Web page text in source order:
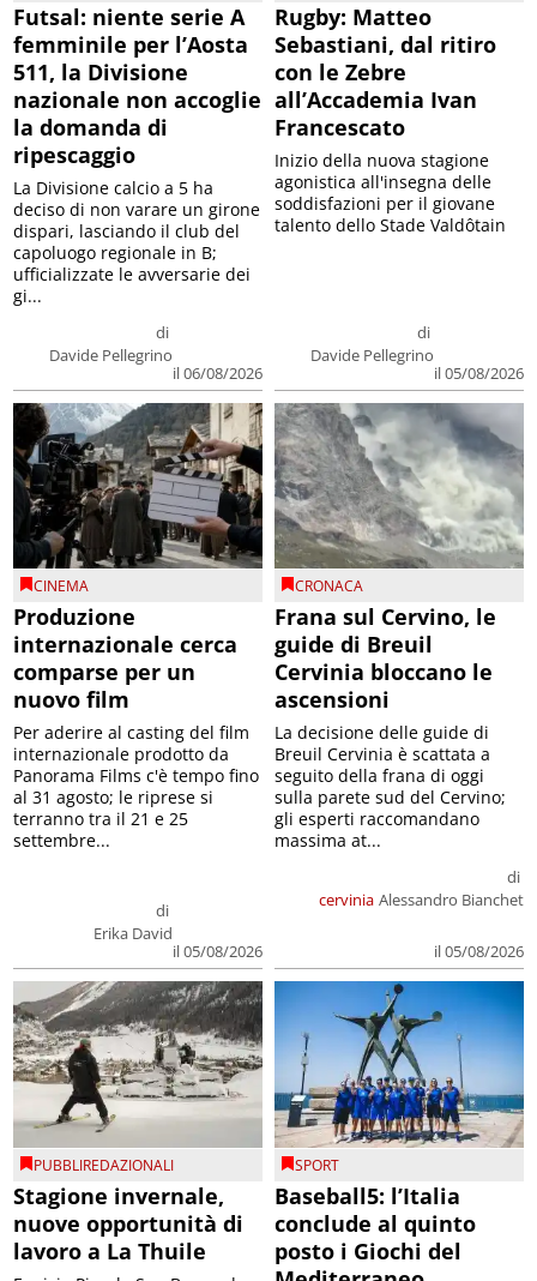
Futsal: niente serie A
femminile per l’Aosta
511, la Divisione
nazionale non accoglie
la domanda di
ripescaggio
di
Davide Pellegrino
il 06/08/2026
La Divisione calcio a 5 ha
deciso di non varare un girone
dispari, lasciando il club del
capoluogo regionale in B;
ufficializzate le avversarie dei
gi...
Rugby: Matteo
Sebastiani, dal ritiro
con le Zebre
all’Accademia Ivan
Francescato
di
Davide Pellegrino
il 05/08/2026
Inizio della nuova stagione
agonistica all'insegna delle
soddisfazioni per il giovane
talento dello Stade Valdôtain
CINEMA
Produzione
internazionale cerca
comparse per un
nuovo film
di
Erika David
il 05/08/2026
Per aderire al casting del film
internazionale prodotto da
Panorama Films c'è tempo fino
al 31 agosto; le riprese si
terranno tra il 21 e 25
settembre...
CRONACA
Frana sul Cervino, le
guide di Breuil
Cervinia bloccano le
ascensioni
cervinia
di
Alessandro Bianchet
il 05/08/2026
La decisione delle guide di
Breuil Cervinia è scattata a
seguito della frana di oggi
sulla parete sud del Cervino;
gli esperti raccomandano
massima at...
PUBBLIREDAZIONALI
Stagione invernale,
nuove opportunità di
lavoro a La Thuile
SPORT
Baseball5: l’Italia
conclude al quinto
posto i Giochi del